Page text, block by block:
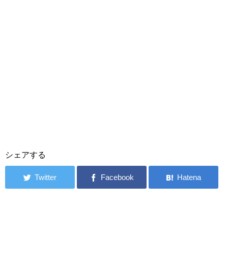
シェアする